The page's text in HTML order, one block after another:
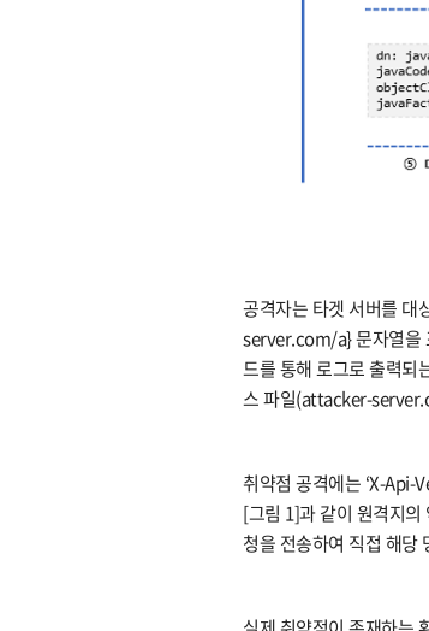
공격자는 타겟 서버를
server.com/a} 문자열을
드를 통해 로그로 출력되
스 파일(attacker-
취약점 공격에는 ‘X-Api-
[그림 1]과 같이 원격지
청을 전송하여 직접 해당